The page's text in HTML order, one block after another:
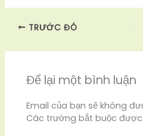
TRƯỚC ĐÓ
Để lại một bình luận
Email của bạn sẽ không
Các trường bắt buộc